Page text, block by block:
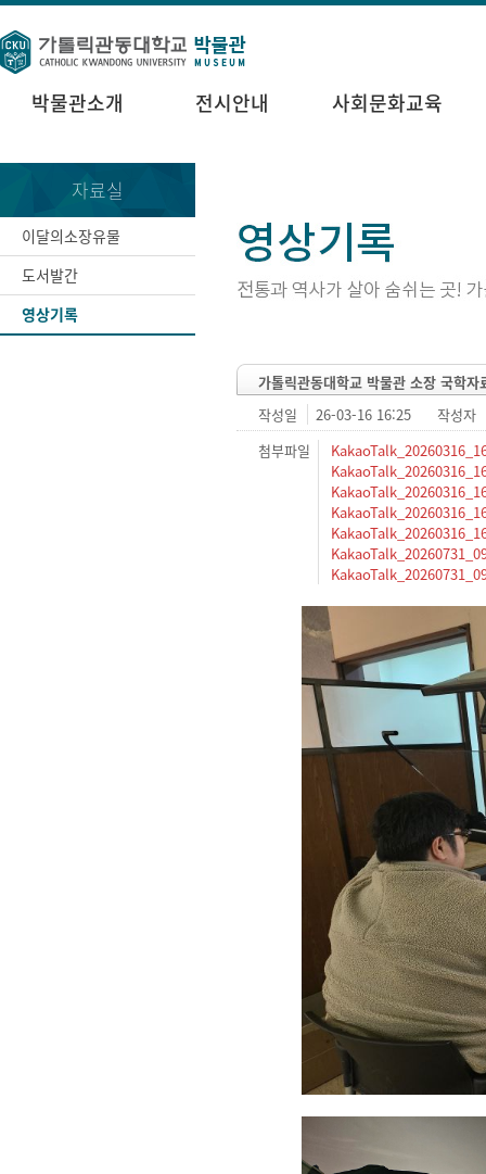
박물관소개 전시안내 사회문화교육
자료실
이달의소장유물
도서발간
영상기록
가톨릭관동대학교 박물관 소장 국학
작성일
26-03-16 16:25
작성자
첨부파일